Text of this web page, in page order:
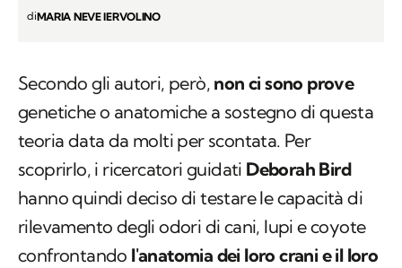
diMARIA NEVE IERVOLINO
Secondo gli autori, però, non ci sono prove
genetiche o anatomiche a sostegno di questa
teoria data da molti per scontata. Per
scoprirlo, i ricercatori guidati Deborah Bird
hanno quindi deciso di testare le capacità di
rilevamento degli odori di cani, lupi e coyote
confrontando l'anatomia dei loro crani e il loro